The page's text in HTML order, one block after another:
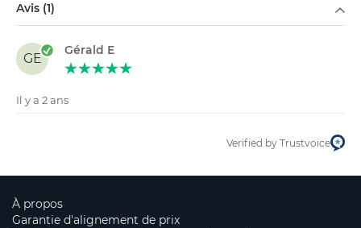
Avis (1)
GE
Gérald E
Il y a 2 ans
Verified by Trustvoice
À propos
Garantie d'alignement de prix